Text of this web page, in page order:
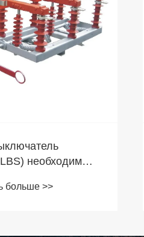
необходим
больше >>